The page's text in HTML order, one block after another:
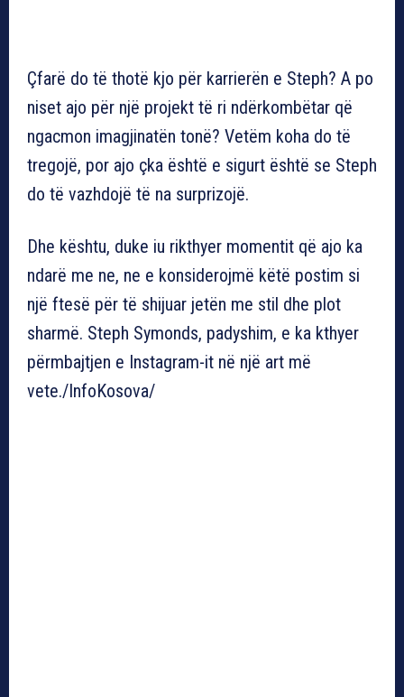
Çfarë do të thotë kjo për karrierën e Steph? A po
niset ajo për një projekt të ri ndërkombëtar që
ngacmon imagjinatën tonë? Vetëm koha do të
tregojë, por ajo çka është e sigurt është se Steph
do të vazhdojë të na surprizojë.
Dhe kështu, duke iu rikthyer momentit që ajo ka
ndarë me ne, ne e konsiderojmë këtë postim si
një ftesë për të shijuar jetën me stil dhe plot
sharmë. Steph Symonds, padyshim, e ka kthyer
përmbajtjen e Instagram-it në një art më
vete./InfoKosova/